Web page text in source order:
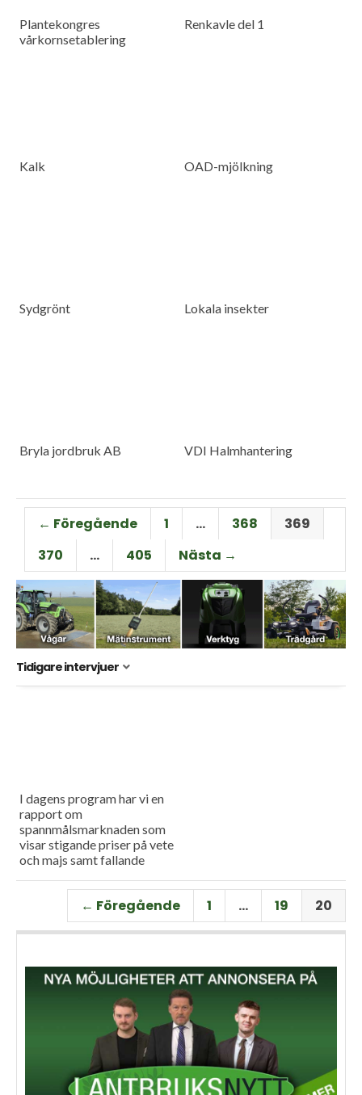
Plantekongres
vårkornsetablering
Renkavle del 1
Kalk OAD-mjölkning
Sydgrönt Lokala insekter
Bryla jordbruk AB VDI Halmhantering
← Föregående 1 … 368
369
370
… 405 Nästa →
Tidigare intervjuer
I dagens program har vi en
rapport om
spannmålsmarknaden som
visar stigande priser på vete
och majs samt fallande
premiär för vårt
måndagsprogram med en
längre intervju med Erik
Stjerndahl vd för HIR Skåne,
fältdagar.
← Föregående 1 … 19 20